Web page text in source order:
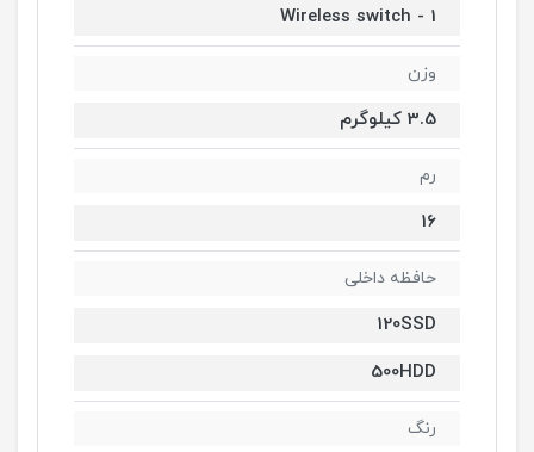
1 - Wireless switch
وزن
3.5 کیلوگرم
رم
16
حافظه داخلی
120SSD
500HDD
رنگ